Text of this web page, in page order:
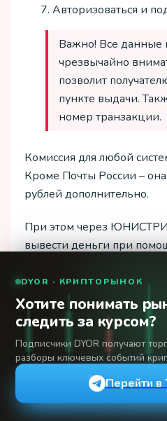
Авторизоваться и
Важно! Все данные
чрезвычайно
позволит
пункте выдачи.
номер транзакции.
Комиссия для любой
Кроме Почты России –
рублей дополнительно.
При этом через
вывести деньги при
7878 сообщение со
Uni (ФИО отправителя)
отправителя) (ФИО
Все данные указываются
скобочек и других
номер пишутся одним
DYOR · КРИПТОРЫНОК
Хотите понимать
следить за курсом?
Подписчики DYOR получают
разборы ключевых событий
Перейти в